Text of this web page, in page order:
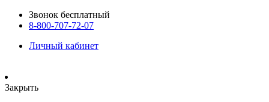
Звонок бесплатный
8-800-707-72-07
Личный кабинет
Закрыть